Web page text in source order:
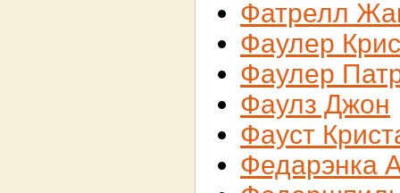
Фатрелл
Фаулер
Фаулер
Фаулз Джон
Фауст
Федарэнка